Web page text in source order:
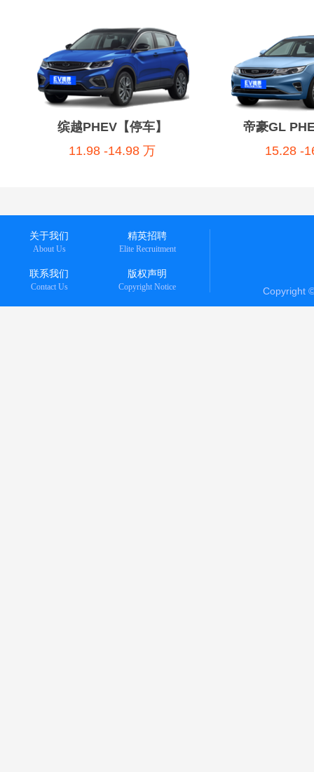
缤越PHEV【停车】
11.98 -14.98 万
帝豪GL
15.28 -
关于我们
About Us
精英招聘
Elite Recruitment
联系我们
Contact Us
版权声明
Copyright Notice Copyright